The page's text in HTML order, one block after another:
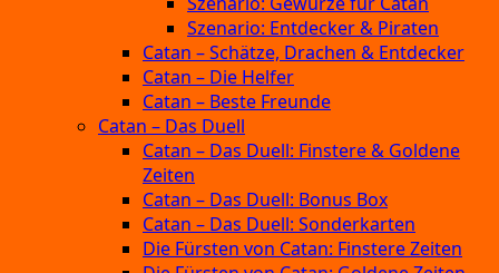
Szenario: Entdecker & Piraten
Catan – Schätze, Drachen & Entdecker
Catan – Die Helfer
Catan – Beste Freunde
Catan – Das Duell
Catan – Das Duell: Finstere & Goldene
Zeiten
Catan – Das Duell: Bonus Box
Catan – Das Duell: Sonderkarten
Die Fürsten von Catan: Finstere Zeiten